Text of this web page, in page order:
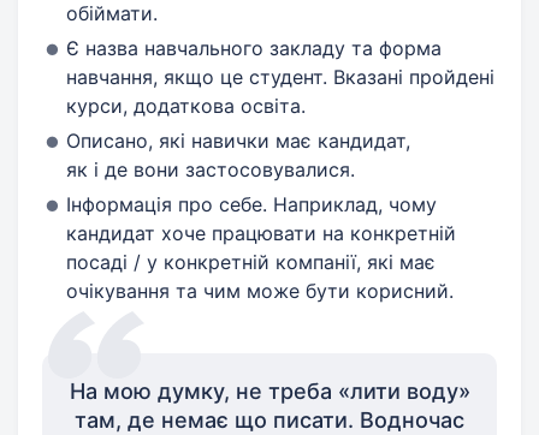
обіймати.
Є назва навчального закладу та форма
навчання, якщо це студент. Вказані пройдені
курси, додаткова освіта.
Описано, які навички має кандидат,
як і де вони застосовувалися.
Інформація про себе. Наприклад, чому
кандидат хоче працювати на конкретній
посаді / у конкретній компанії, які має
очікування та чим може бути корисний.
На мою думку, не треба «лити воду»
там, де немає що писати. Водночас